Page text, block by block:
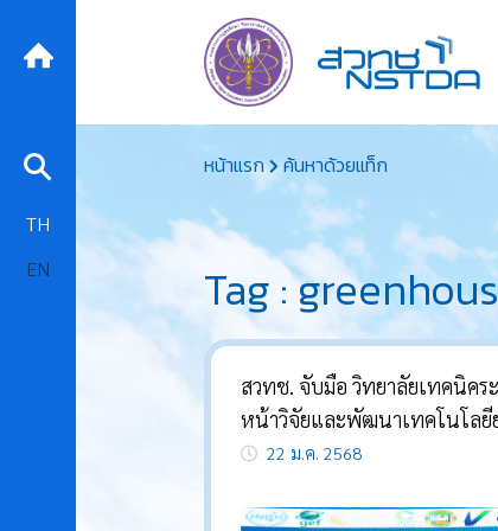
to
content
หน้าแรก ค้นหาด้วยแท็ก
Tag :
สวทช. จับมือ วิทยาลัยเทคนิคร
หน้าวิจัยและพัฒนาเทคโนโลยี
ไฟฟ้า22 ม.ค. 2568
TH
EN